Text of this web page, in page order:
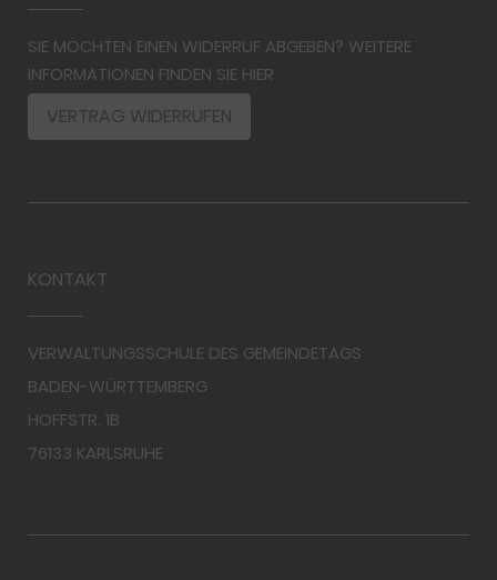
SIE MÖCHTEN EINEN WIDERRUF ABGEBEN? WEITERE
INFORMATIONEN FINDEN SIE HIER
VERTRAG WIDERRUFEN
KONTAKT
VERWALTUNGSSCHULE DES GEMEINDETAGS
BADEN-WÜRTTEMBERG
HOFFSTR. 1B
76133 KARLSRUHE